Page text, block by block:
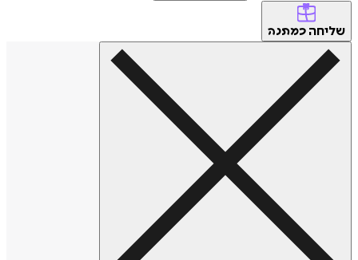
שליחה כמתנה